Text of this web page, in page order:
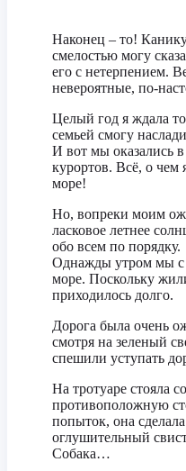
Наконец – то!
смелостью могу
его с нетерпением.
невероятные, по-
Целый год я ждала
семьей смогу
И вот мы оказались
курортов. Всё, о
море!
Но, вопреки моим
ласковое летнее
обо всем по порядку.
Однажды утром мы с
море. Поскольку
приходилось долго.
Дорога была очень
смотря на зеленый
спешили уступать
На тротуаре стояла
противоположную
попыток, она
оглушительный
Собака…